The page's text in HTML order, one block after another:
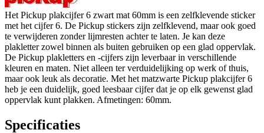
Het Pickup plakcijfer 6 zwart mat 60mm is een zelfklevende sticker
met het cijfer 6. De Pickup stickers zijn zelfklevend, maar ook goed
te verwijderen zonder lijmresten achter te laten. Je kan deze
plakletter zowel binnen als buiten gebruiken op een glad oppervlak.
De Pickup plakletters en -cijfers zijn leverbaar in verschillende
kleuren en maten. Niet alleen ter verduidelijking op werk of thuis,
maar ook leuk als decoratie. Met het matzwarte Pickup plakcijfer 6
heb je een duidelijk, goed leesbaar cijfer dat je op elk gewenst glad
oppervlak kunt plakken. Afmetingen: 60mm.
Specificaties